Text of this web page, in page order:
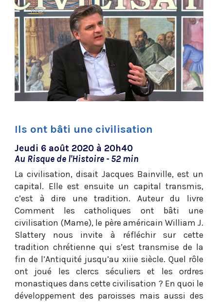
Ils ont bâti une civilisation
Jeudi 6 août 2020 à 20h40
Au Risque de l'Histoire - 52 min
La civilisation, disait Jacques Bainville, est un
capital. Elle est ensuite un capital transmis,
c’est à dire une tradition. Auteur du livre
Comment les catholiques ont bâti une
civilisation (Mame), le père américain William J.
Slattery nous invite à réfléchir sur cette
tradition chrétienne qui s’est transmise de la
fin de l’Antiquité jusqu’au xiiie siècle. Quel rôle
ont joué les clercs séculiers et les ordres
monastiques dans cette civilisation ? En quoi le
développement des paroisses mais aussi des